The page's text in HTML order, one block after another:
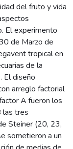
del fruto y vida
El experimento
de Marzo de
tropical en
de la
El diseño
arreglo factorial
A fueron los
las tres
Steiner (20, 23,
sometieron a un